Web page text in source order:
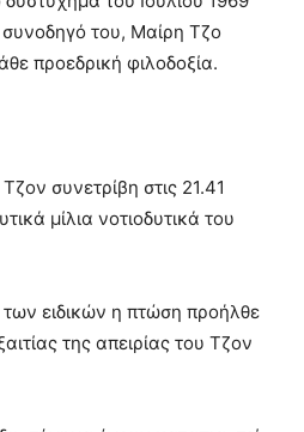
του, Μαίρη Τζο
προεδρική φιλοδοξία.
συνετρίβη στις 21.41
μίλια νοτιοδυτικά του
ειδικών η πτώση προήλθε
της απειρίας του Τζον